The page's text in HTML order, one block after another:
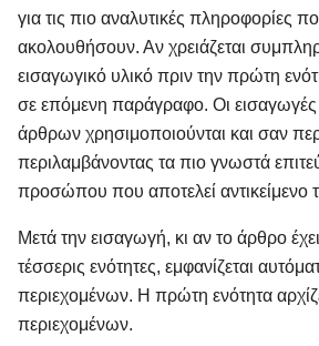
για τις πιο αναλυτικές πληροφορίες
ακολουθήσουν. Αν χρειάζεται
εισαγωγικό υλικό πριν την πρώτη
σε επόμενη παράγραφο. Οι
άρθρων χρησιμοποιούνται και σαν
περιλαμβάνοντας τα πιο γνωστά
προσώπου που αποτελεί αντικείμενο
Μετά την εισαγωγή, κι αν το άρθρο
τέσσερις ενότητες, εμφανίζεται
περιεχομένων. Η πρώτη ενότητα
περιεχομένων.